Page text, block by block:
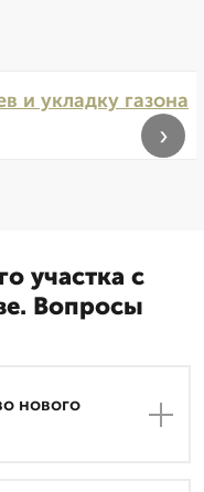
и укладку газона
›
участка с
Вопросы
нового